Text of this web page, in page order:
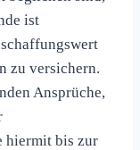
ist
zu versichern.
Ansprüche,
hiermit bis zur